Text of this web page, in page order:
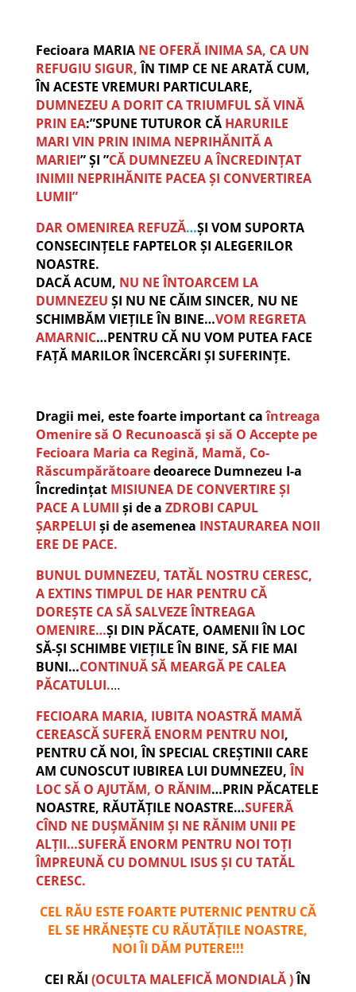
Fecioara MARIANE OFERĂ INIMA SA, CA UN
REFUGIU SIGUR,ÎN TIMP CE NE ARATĂ CUM,
ÎN ACESTE VREMURI PARTICULARE,
DUMNEZEU A DORIT CA TRIUMFUL SĂ VINĂ
PRIN EA:”SPUNE TUTUROR CĂ HARURILE
MARI VIN PRIN INIMA NEPRIHĂNITĂ A
MARIEI” ȘI ”CĂ DUMNEZEU A ÎNCREDINȚAT
INIMII NEPRIHĂNITE PACEA ȘI CONVERTIREA
LUMII”
DAR OMENIREA REFUZĂ…ȘI VOM SUPORTA
CONSECINȚELE FAPTELOR ȘI ALEGERILOR
NOASTRE.
DACĂ ACUM, NU NE ÎNTOARCEM LA
DUMNEZEU ȘI NU NE CĂIM SINCER, NU NE
SCHIMBĂM VIEȚILE ÎN BINE…VOM REGRETA
AMARNIC…PENTRU CĂ NU VOM PUTEA FACE
FAȚĂ MARILOR ÎNCERCĂRI ȘI SUFERINȚE.
Dragii mei, este foarte important caîntreaga
Omenire să O Recunoască și să O Accepte pe
Fecioara Maria ca Regină, Mamă, Co-
Răscumpărătoaredeoarece Dumnezeu I-a
Încredințat MISIUNEA DE CONVERTIRE ȘI
PACE A LUMII și de a ZDROBI CAPUL
ȘARPELUI și de asemenea INSTAURAREA NOII
ERE DE PACE.
BUNUL DUMNEZEU, TATĂL NOSTRU CERESC,
A EXTINS TIMPUL DE HAR PENTRU CĂ
DOREȘTE CA SĂ SALVEZE ÎNTREAGA
OMENIRE…ȘI DIN PĂCATE, OAMENII ÎN LOC
SĂ-ȘI SCHIMBE VIEȚILE ÎN BINE, SĂ FIE MAI
BUNI…CONTINUĂ SĂ MEARGĂ PE CALEA
PĂCATULUI.…
FECIOARA MARIA, IUBITA NOASTRĂ MAMĂ
CEREASCĂ SUFERĂ ENORM PENTRU NOI,
PENTRU CĂ NOI, ÎN SPECIAL CREȘTINII CARE
AM CUNOSCUT IUBIREA LUI DUMNEZEU,ÎN
LOC SĂ O AJUTĂM, O RĂNIM…PRIN PĂCATELE
NOASTRE, RĂUTĂȚILE NOASTRE…SUFERĂ
CÎND NE DUȘMĂNIM ȘI NE RĂNIM UNII PE
ALȚII…SUFERĂ ENORM PENTRU NOI TOȚI
ÎMPREUNĂ CU DOMNUL ISUS ȘI CU TATĂL
CERESC.
CEL RĂU ESTE FOARTE PUTERNIC PENTRU CĂ
EL SE HRĂNEȘTE CU RĂUTĂȚILE NOASTRE,
NOI ÎI DĂM PUTERE!!!
CEI RĂI(OCULTA MALEFICĂ MONDIALĂ )ÎN